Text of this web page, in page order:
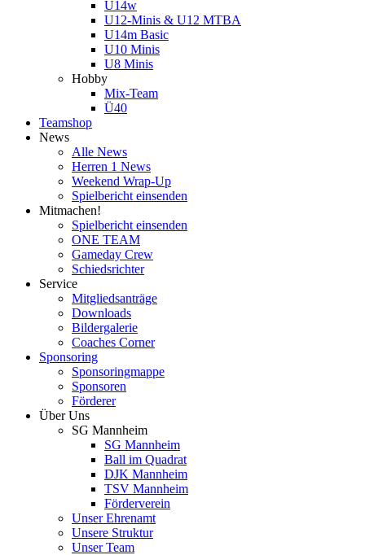
U14w
U12-Minis & U12 MTBA
U14m Basic
U10 Minis
U8 Minis
Hobby
Mix-Team
Ü40
Teamshop
News
Alle News
Herren 1 News
Weekend Wrap-Up
Spielbericht einsenden
Mitmachen!
Spielbericht einsenden
ONE TEAM
Gameday Crew
Schiedsrichter
Service
Mitgliedsanträge
Downloads
Bildergalerie
Coaches Corner
Sponsoring
Sponsoringmappe
Sponsoren
Förderer
Über Uns
SG Mannheim
SG Mannheim
Ball im Quadrat
DJK Mannheim
TSV Mannheim
Förderverein
Unser Ehrenamt
Unsere Struktur
Unser Team